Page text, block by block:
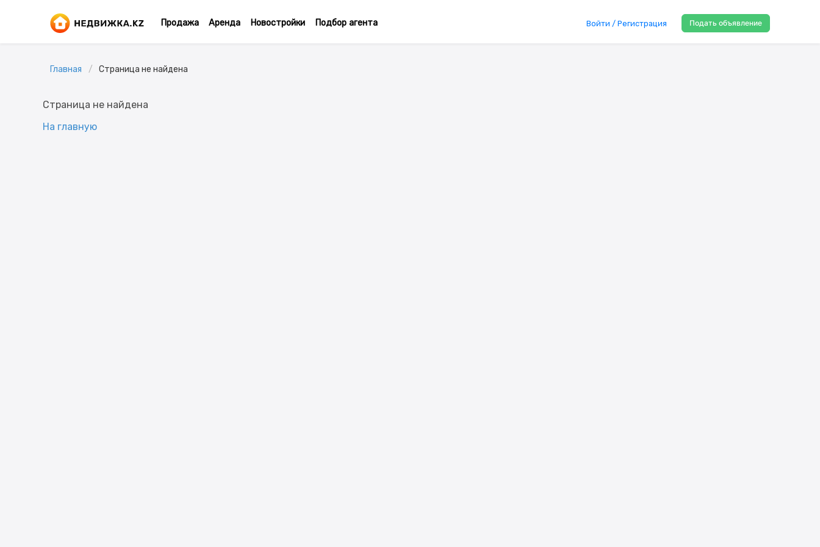
Продажа Аренда Новостройки Подбор агента Войти / Регистрация Подать объявление
Главная Страница не найдена
Страница не найдена
На главную